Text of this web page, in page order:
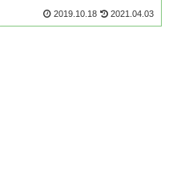
2019.10.18 2021.04.03